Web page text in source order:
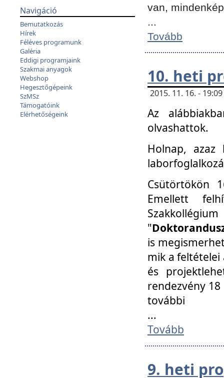
Navigáció
Bemutatkozás
Hírek
Féléves programunk
Galéria
Eddigi programjaink
Szakmai anyagok
Webshop
Hegesztőgépeink
SzMSz
Támogatóink
Elérhetőségeink
van,
...
Tovább
10. heti
2015. 11. 16. -
Az
olvashattok.
Holnap, azaz
Csütörtökön
Emellett
"
is
mik a feltételei
és
rendezvény
további
...
Tovább
9. heti